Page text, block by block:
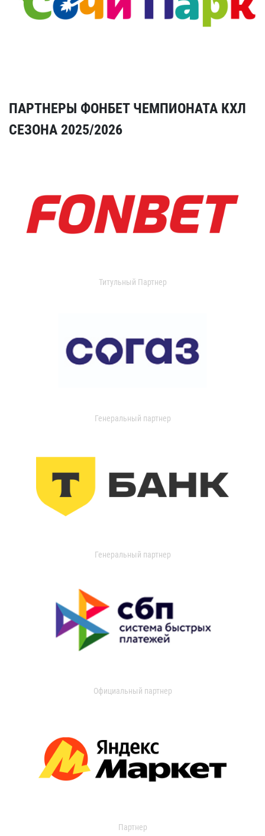
ПАРТНЕРЫ ФОНБЕТ ЧЕМПИОНАТА КХЛ
СЕЗОНА 2025/2026
Титульный Партнер
Генеральный партнер
Генеральный партнер
Официальный партнер
Партнер